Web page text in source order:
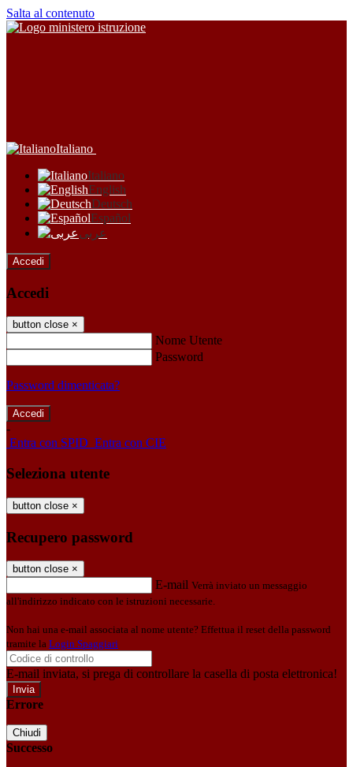
Salta al contenuto
Italiano
Italiano
English
Deutsch
Español
عربى
Accedi
Accedi
button close ×
Nome Utente
Password
Password dimenticata?
-
Entra con SPID Entra con CIE
Seleziona utente
button close ×
Recupero password
button close ×
E-mail Verrà inviato un messaggio
all'indirizzo indicato con le istruzioni necessarie.
Non hai una e-mail associata al nome utente? Effettua il reset della password
tramite la Login Spaggiari
E-mail inviata, si prega di controllare la casella di posta elettronica!
Errore
Chiudi
Successo